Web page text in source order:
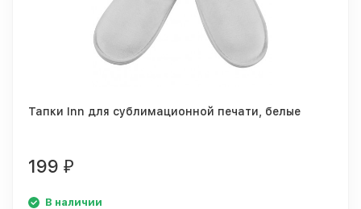
Тапки Inn для сублимационной печати, белые
199 ₽
В наличии